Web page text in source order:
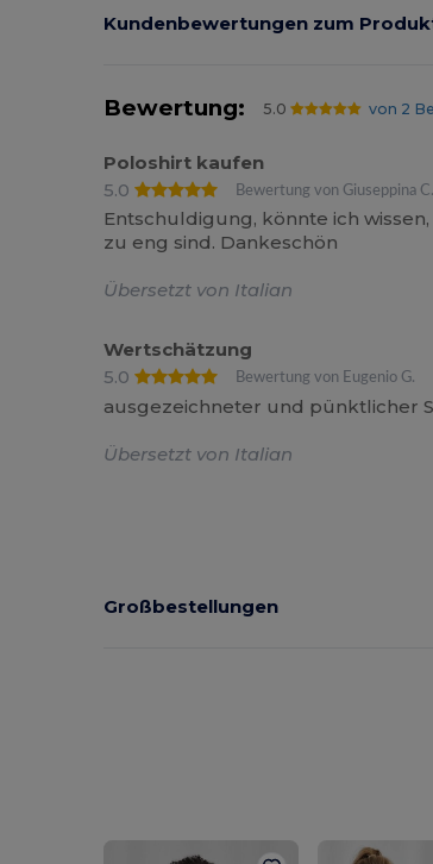
Kundenbewertungen zum
Bewertung: 5.0 von 2
Poloshirt kaufen
5.0
Bewertung von Giuseppina C.
Entschuldigung, könnte ich
zu eng sind. Dankeschön
Übersetzt von Italian
Wertschätzung
5.0
Bewertung von Eugenio G.
ausgezeichneter und pünktlicher
Übersetzt von Italian
Großbestellungen